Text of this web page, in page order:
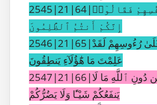
2545|21|64|فَرَجَعُوٓا۟ إِلَىٰٓ أَنفُسِهِمْ فَقَالُوٓا۟
إِنَّكُمْ أَنتُمُ ٱلظَّٰلِمُونَ
2546|21|65|ثُمَّ نُكِسُوا۟ عَلَىٰ رُءُوسِهِمْ لَقَدْ
عَلِمْتَ مَا هَٰٓؤُلَآءِ يَنطِقُونَ
2547|21|66|قَالَ أَفَتَعْبُدُونَ مِن دُونِ ٱللَّهِ مَا لَا
يَنفَعُكُمْ شَيْـًٔا وَلَا يَضُرُّكُمْ